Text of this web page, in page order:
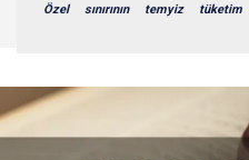
Özel sınırının temyiz tüketim